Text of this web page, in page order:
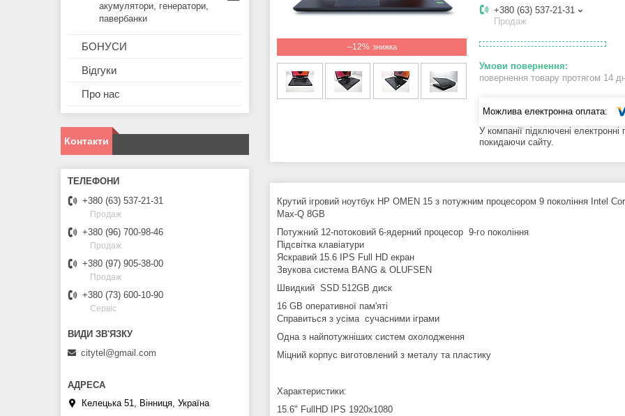
–12%
+380 (63) 537-21-31
Продаж
повернення товару протягом 14
У компанії підключені
покидаючи сайту.
Крутий ігровий ноутбук HP OMEN 15 з потужним процесором 9 покоління Intel
Max-Q 8GB
Потужний 12-потоковий 6-ядерний процесор 9-го покоління
Підсвітка клавіатури
Яскравий 15.6 IPS Full HD екран
Звукова система BANG & OLUFSEN
Швидкий SSD 512GB диск
16 GB оперативної пам'яті
Cправиться з усіма сучасними іграми
Одна з найпотужніших систем охолодження
Міцний корпус виготовлений з металу та пластику
Характеристики:
15.6" FullHD IPS 1920x1080
акумулятори, генератори,
павербанки
БОНУСИ
Відгуки
Про нас
Контакти
+380 (63) 537-21-31
Продаж
+380 (96) 700-98-46
Продаж
+380 (97) 905-38-00
Продаж
+380 (73) 600-10-90
Сервіс
citytel@gmail.com
Келецька 51, Вінниця, Україна